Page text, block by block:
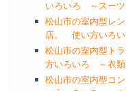
いろいろ ～スーツ
松山市の室内型レ
店。 使い方いろ
松山市の室内型ト
方いろいろ ～衣類
松山市の室内型コ